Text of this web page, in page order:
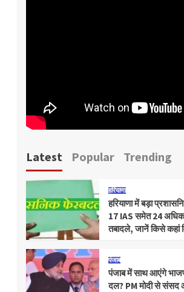
Latest Popular Trending
हरियाणा
हरियाणा में बड़ा
17 IAS समेत 24
तबादले, जानें किसे कहां
पंजाब
पंजाब में साथ आएंगे
दल? PM मोदी से